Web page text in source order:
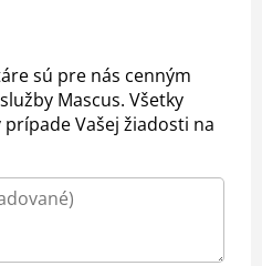
sú pre nás cenným
Mascus. Všetky
Vašej žiadosti na